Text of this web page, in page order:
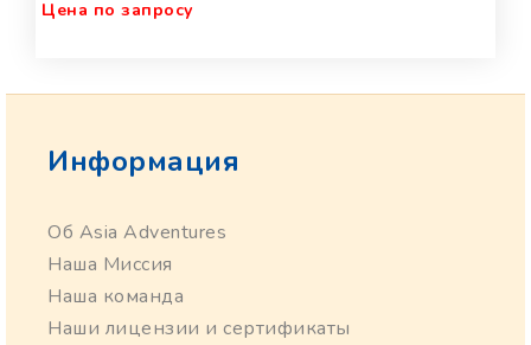
Цена по запросу
Информация
Об Asia Adventures
Наша Миссия
Наша команда
Наши лицензии и сертификаты